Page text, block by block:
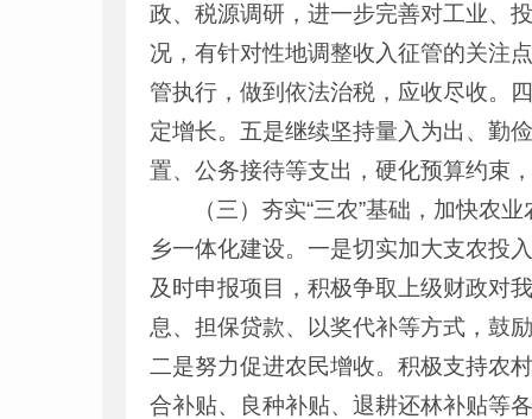
政、税源调研，进一步完善对工业、
况，有针对性地调整收入征管的关注
管执行，做到依法治税，应收尽收。
定增长。五是继续坚持量入为出、勤
置、公务接待等支出，硬化预算约束
（三）夯实“三农”基础，加快农
乡一体化建设。一是切实加大支农投
及时申报项目，积极争取上级财政对
息、担保贷款、以奖代补等方式，鼓
二是努力促进农民增收。积极支持农
合补贴、良种补贴、退耕还林补贴等